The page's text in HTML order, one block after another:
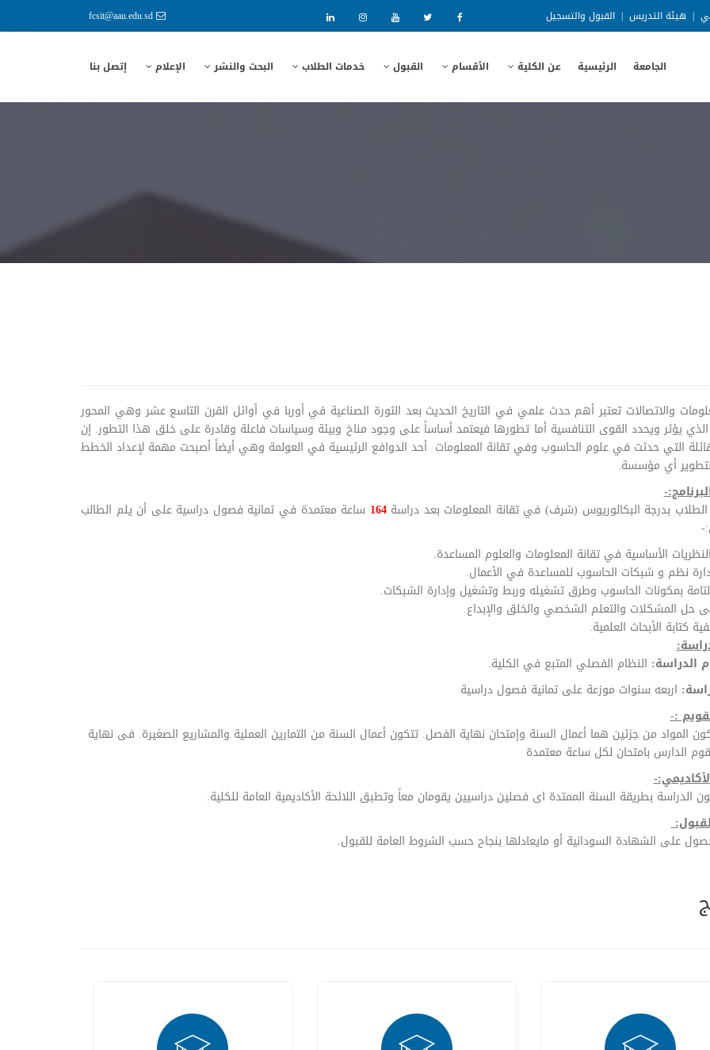
| هيئة التدريس | القبول والتسجيل fcsit@aau.edu.sd
الجامعة الرئيسية عن الكلية الأقسام القبول خدمات الطلاب البحث والنشر الإعلام إتصل بنا
والاتصالات تعتبر أهم حدث علمي في التاريخ الحديث بعد الثورة الصناعية في أوربا في أوائل القرن التاسع عشر وهي المحور
يؤثر ويحدد القوى التنافسية أما تطورها فيعتمد أساساً على وجود مناخ وبيئة وسياسات فاعلة وقادرة على خلق هذا التطور. إن
التي حدثت في علوم الحاسوب وفي تقانة المعلومات أحد الدوافع الرئيسية في العولمة وهي أيضاً أصبحت مهمة لإعداد الخطط
لتطوير أي مؤسسة.
الطلاب بدرجة البكالوريوس (شرف) في تقانة المعلومات بعد دراسة164 ساعة معتمدة في ثمانية فصول دراسية على أن يلم الطالب
الأساسية في تقانة المعلومات والعلوم المساعدة.
نظم و شبكات الحاسوب للمساعدة في الأعمال.
بمكونات الحاسوب وطرق تشغيله وربط وتشغيل وإدارة الشبكات.
حل المشكلات والتعلم الشخصي والخلق والإبداع.
كتابة الأبحاث العلمية.
الدراسة: النظام الفصلي المتبع في الكلية.
اربعه سنوات موزعة على ثمانية فصول دراسية
:-
من جزئين هما أعمال السنة وإمتحان نهاية الفصل. تتكون أعمال السنة من التمارين العملية والمشاريع الصغيرة. فى نهاية
الدارس بامتحان لكل ساعة معتمدة
بطريقة السنة الممتدة اى فصلين دراسيين يقومان معاً وتطبق اللائحة الأكاديمية العامة للكلية.
الشهادة السودانية أو مايعادلها بنجاح حسب الشروط العامة للقبول.